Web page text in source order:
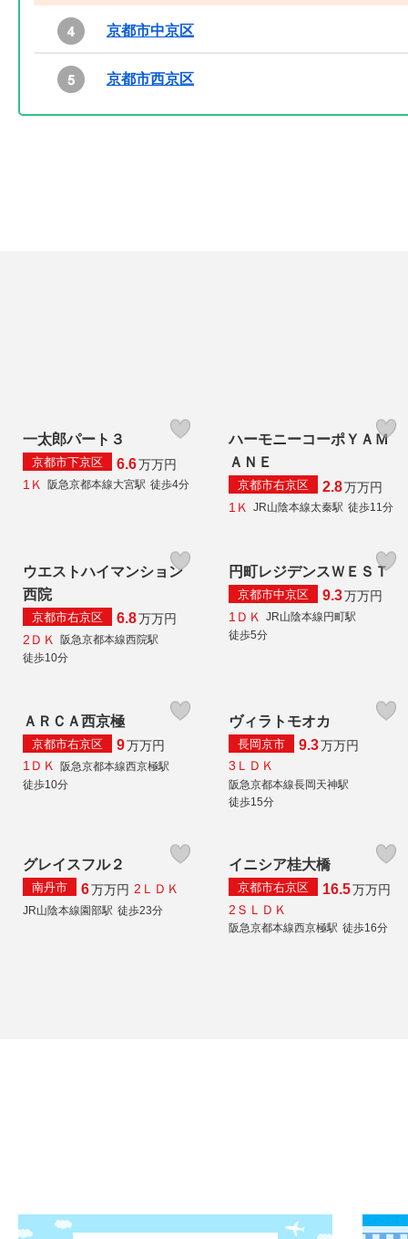
京都市中京区
京都市西京区
一太郎パート３
京都市下京区 6.6万万円
1Ｋ
阪急京都本線大宮駅 徒歩4分
ハーモニーコーポＹＡＭ
ＡＮＥ
京都市右京区 2.8万万円
1Ｋ
JR山陰本線太秦駅 徒歩11分
ウエストハイマンション
西院
京都市右京区 6.8万万円
2ＤＫ
阪急京都本線西院駅
徒歩10分
円町レジデンスＷＥＳＴ
京都市中京区 9.3万万円
1ＤＫ
JR山陰本線円町駅
徒歩5分
ＡＲＣＡ西京極
京都市右京区 9万万円
1ＤＫ 阪急京都本線西京極駅
徒歩10分
ヴィラトモオカ
長岡京市 9.3万万円
3ＬＤＫ
阪急京都本線長岡天神駅
徒歩15分
グレイスフル２
南丹市 6万万円 2ＬＤＫ
JR山陰本線園部駅 徒歩23分
イニシア桂大橋
京都市右京区 16.5万万円
2ＳＬＤＫ
阪急京都本線西京極駅 徒歩16分